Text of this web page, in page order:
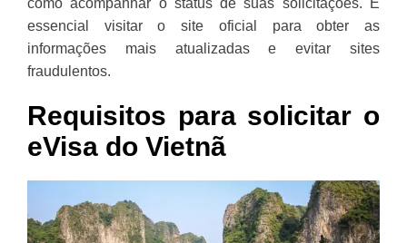
essencial visitar o site oficial para obter as
informações mais atualizadas e evitar sites
fraudulentos.
Requisitos para solicitar o
eVisa do Vietnã